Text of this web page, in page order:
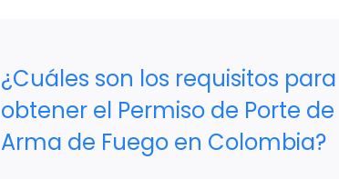
¿Cuáles son los requisitos para
obtener el Permiso de Porte de
Arma de Fuego en Colombia?